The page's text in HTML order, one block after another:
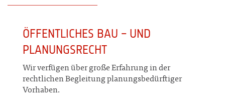
ÖFFENTLICHES BAU – UND
PLANUNGSRECHT
Wir verfügen über große Erfahrung in der
rechtlichen Begleitung planungsbedürftiger
Vorhaben.